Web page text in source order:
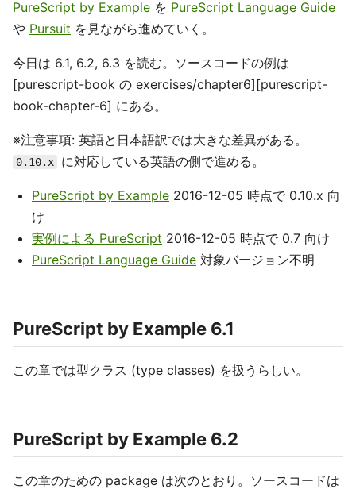
PureScript by Example を PureScript Language Guide
や Pursuit を見ながら進めていく。
今日は 6.1, 6.2, 6.3 を読む。ソースコードの例は
[purescript-book の exercises/chapter6][purescript-
book-chapter-6] にある。
※注意事項: 英語と日本語訳では大きな差異がある。
0.10.x に対応している英語の側で進める。
PureScript by Example 2016-12-05 時点で 0.10.x 向
け
実例による PureScript 2016-12-05 時点で 0.7 向け
PureScript Language Guide 対象バージョン不明
PureScript by Example 6.1
この章では型クラス (type classes) を扱うらしい。
PureScript by Example 6.2
この章のための package は次のとおり。ソースコードは